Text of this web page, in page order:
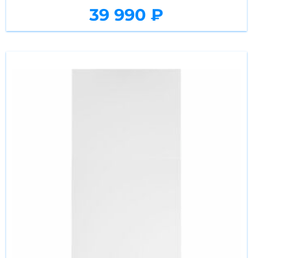
39 990 ₽